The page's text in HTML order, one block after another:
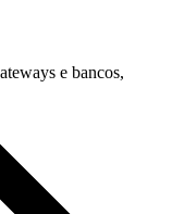
e bancos,